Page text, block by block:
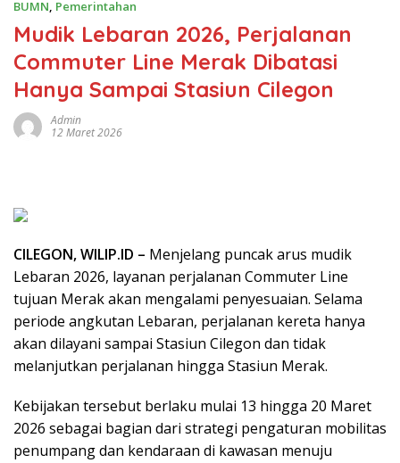
BUMN, Pemerintahan
Mudik Lebaran 2026, Perjalanan
Commuter Line Merak Dibatasi
Hanya Sampai Stasiun Cilegon
Admin
12 Maret 2026
CILEGON, WILIP.ID – Menjelang puncak arus mudik
Lebaran 2026, layanan perjalanan Commuter Line
tujuan Merak akan mengalami penyesuaian. Selama
periode angkutan Lebaran, perjalanan kereta hanya
akan dilayani sampai Stasiun Cilegon dan tidak
melanjutkan perjalanan hingga Stasiun Merak.
Kebijakan tersebut berlaku mulai 13 hingga 20 Maret
2026 sebagai bagian dari strategi pengaturan mobilitas
penumpang dan kendaraan di kawasan menuju